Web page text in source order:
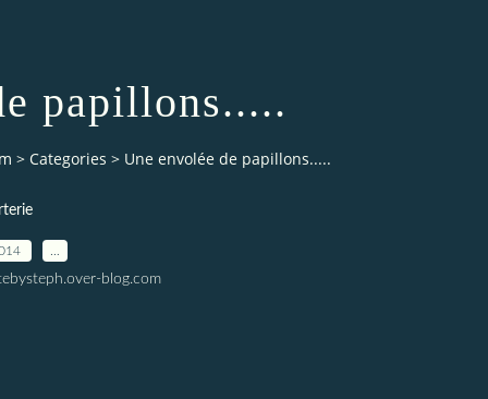
papillons.....
> Categories > Une envolée de papillons.....
blog.com